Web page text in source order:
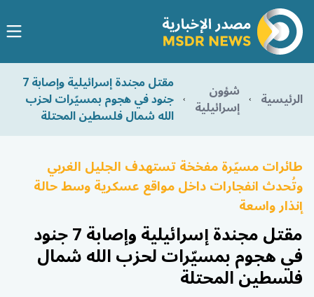
الرئيسية شؤون
إسرائيلية
مقتل مجندة إسرائيلية وإصابة 7
جنود في هجوم بمسيّرات لحزب
الله شمال فلسطين المحتلة
طائرات مسيّرة مفخخة تستهدف الجليل الغربي
وتُحدث انفجارات داخل مواقع عسكرية وسط حالة
إنذار واسعة
مقتل مجندة إسرائيلية وإصابة 7 جنود
في هجوم بمسيّرات لحزب الله شمال
فلسطين المحتلة